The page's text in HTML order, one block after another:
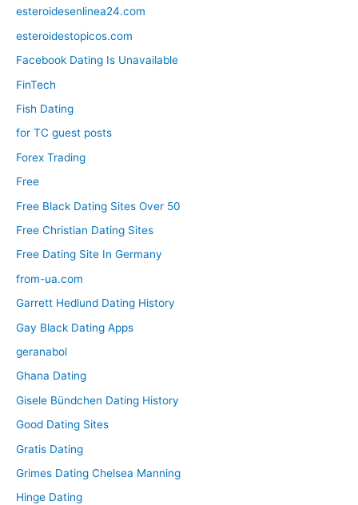
esteroidesenlinea24.com
esteroidestopicos.com
Facebook Dating Is Unavailable
FinTech
Fish Dating
for TC guest posts
Forex Trading
Free
Free Black Dating Sites Over 50
Free Christian Dating Sites
Free Dating Site In Germany
from-ua.com
Garrett Hedlund Dating History
Gay Black Dating Apps
geranabol
Ghana Dating
Gisele Bündchen Dating History
Good Dating Sites
Gratis Dating
Grimes Dating Chelsea Manning
Hinge Dating